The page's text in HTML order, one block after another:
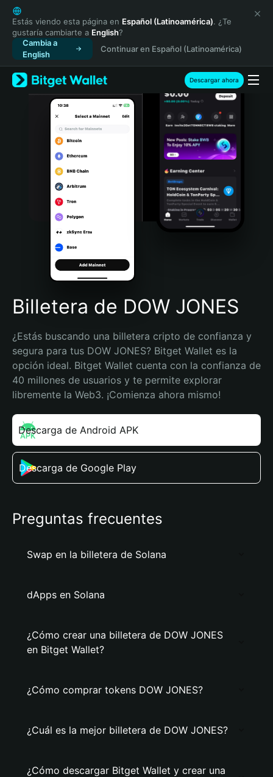
English
日本語
Tiếng Việt
Русский
Español (Latinoamérica)
Türkçe
Italiano
Português (Portugal)
Bahasa Indonesia
Português (Brasil)
Español (Argentina)
Estás viendo esta página en Español (Latinoamérica). ¿Te
gustaría cambiarte a English?
Cambia a
English
Continuar en Español (Latinoamérica)
Descargar ahora
Billetera de DOW JONES
¿Estás buscando una billetera cripto de confianza y
segura para tus DOW JONES? Bitget Wallet es la
opción ideal. Bitget Wallet cuenta con la confianza de
40 millones de usuarios y te permite explorar
libremente la Web3. ¡Comienza ahora mismo!
Descarga de Android APK
Descarga de Google Play
Preguntas frecuentes
Swap en la billetera de Solana
dApps en Solana
¿Cómo crear una billetera de DOW JONES
en Bitget Wallet?
¿Cómo comprar tokens DOW JONES?
¿Cuál es la mejor billetera de DOW JONES?
¿Cómo descargar Bitget Wallet y crear una